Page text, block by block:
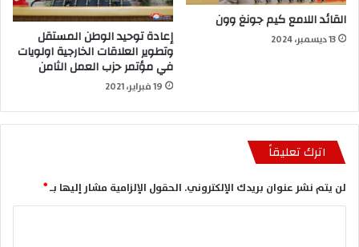
القائد اللامع كيم جونغ وون
13 ديسمبر، 2024 إعادة توحيد الوطن المستقل
وتطوير العلاقات الخارجية اولويات
في مؤتمر حزب العمل الثامن
19 فبراير، 2021
اترك تعليقاً
لن يتم نشر عنوان بريدك الإلكتروني. الحقول الإلزامية مشار إليها بـ*